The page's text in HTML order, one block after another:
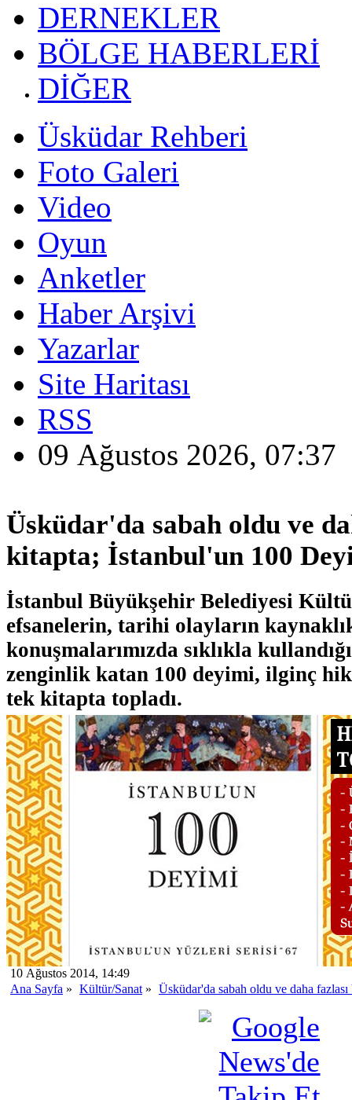
DERNEKLER
BÖLGE HABERLERİ
DİĞER
Üsküdar Rehberi
Foto Galeri
Video
Oyun
Anketler
Haber Arşivi
Yazarlar
Site Haritası
RSS
09 Ağustos 2026, 07:37
Üsküdar'da sabah oldu ve
kitapta; İstanbul'un 100
İstanbul Büyükşehir Belediyesi
efsanelerin, tarihi olayların
konuşmalarımızda sıklıkla
zenginlik katan 100 deyimi, ilginç
tek kitapta topladı.
10 Ağustos 2014, 14:49
Ana Sayfa » Kültür/Sanat » Üsküdar'da sabah oldu ve daha